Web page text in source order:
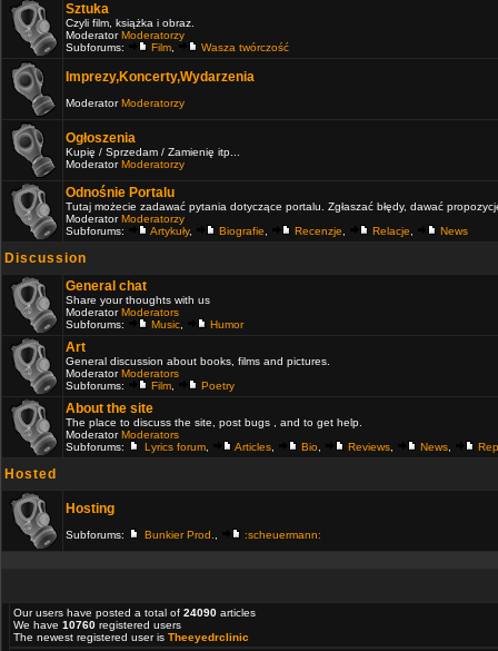
Sztuka
Czyli film, książka i obraz.
ModeratorModeratorzy
Subforums:
Film Wasza twórczość
Imprezy,Koncerty,Wydarzenia
ModeratorModeratorzy
Ogłoszenia
Kupię / Sprzedam / Zamienię itp...
ModeratorModeratorzy
Odnośnie Portalu
Tutaj możecie zadawać pytania dotyczące portalu. Zgłaszać błędy, dawać
ModeratorModeratorzy
Subforums:
Artykuły, Biografie Recenzje Relacje News
Discussion
General chat
Share your thoughts with us
ModeratorModerators
Subforums:
Music Humor
Art
General discussion about books, films and pictures.
ModeratorModerators
Subforums:
Film Poetry
About the site
The place to discuss the site, post bugs , and to get help.
ModeratorModerators
Subforums:
Lyrics forum Articles Bio Reviews News
Hosted
Hosting
Subforums: Bunkier Prod. :scheuermann:
Our users have posted a total of 24090 articles
We have 10760 registered users
The newest registered user is Theeyedrclinic